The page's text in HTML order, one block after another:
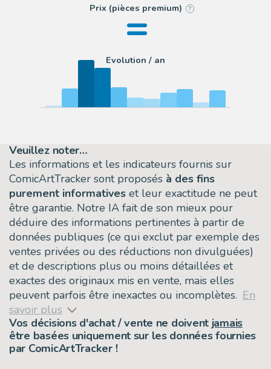
Prix (pièces premium) ?
=
Evolution / an
Veuillez noter…
Les informations et les indicateurs fournis sur
ComicArtTracker sont proposés à des fins
purement informatives et leur exactitude ne peut
être garantie. Notre IA fait de son mieux pour
déduire des informations pertinentes à partir de
données publiques (ce qui exclut par exemple des
ventes privées ou des réductions non divulguées)
et de descriptions plus ou moins détaillées et
exactes des originaux mis en vente, mais elles
peuvent parfois être inexactes ou incomplètes. En
savoir plus
Vos décisions d'achat / vente ne doivent jamais
être basées uniquement sur les données fournies
par ComicArtTracker !